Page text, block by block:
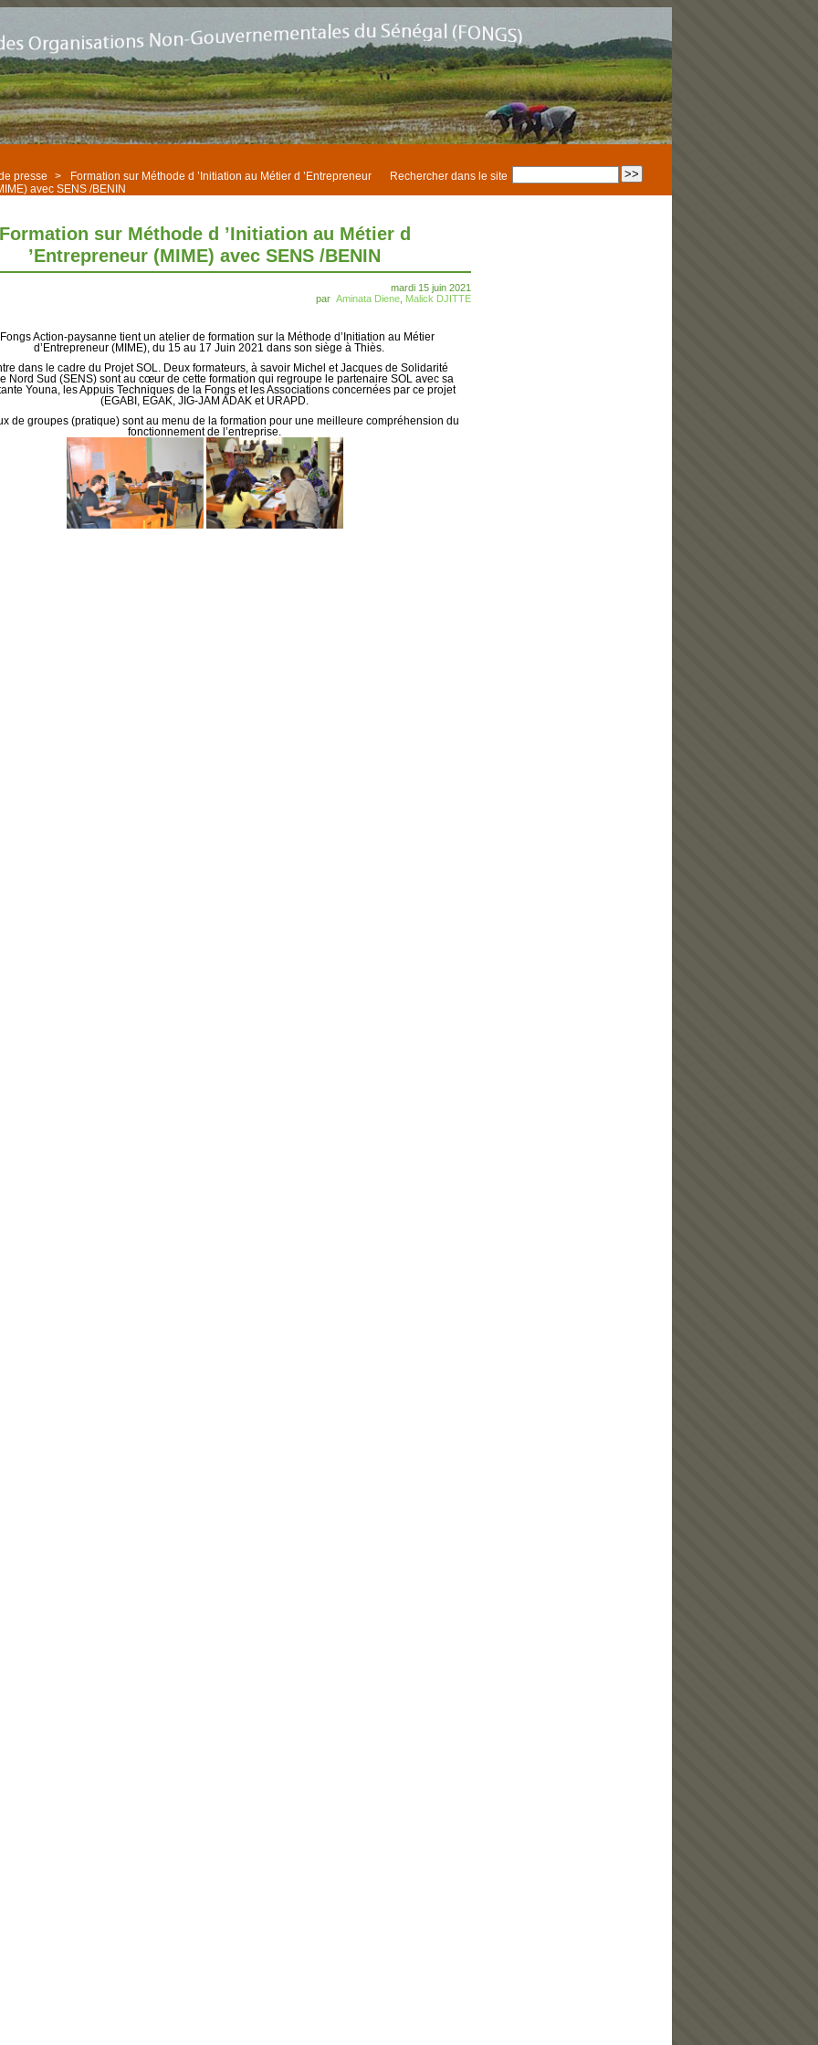
Rechercher dans le site
presse >
Formation sur Méthode d ’Initiation au Métier d ’Entrepreneur
avec SENS /BENIN
Formation sur Méthode d ’Initiation au Métier d
’Entrepreneur (MIME) avec SENS /BENIN
mardi 15 juin 2021
par Aminata Diene Malick DJITTE
Action-paysanne tient un atelier de formation sur la Méthode d’Initiation au Métier
d’Entrepreneur (MIME), du 15 au 17 Juin 2021 dans son siège à Thiès.
dans le cadre du Projet SOL. Deux formateurs, à savoir Michel et Jacques de Solidarité
Nord Sud (SENS) sont au cœur de cette formation qui regroupe le partenaire SOL avec sa
Youna, les Appuis Techniques de la Fongs et les Associations concernées par ce projet
(EGABI, EGAK, JIG-JAM ADAK et URAPD.
de groupes (pratique) sont au menu de la formation pour une meilleure compréhension du
fonctionnement de l’entreprise.